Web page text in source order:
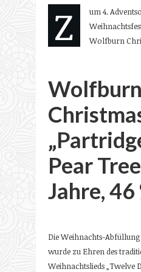
Z
um 4.
Wolfburn
Wolfburn
Pear
Jahre, 46
Die Weihnachts-
wurde zu Ehren des
Weihnachtslieds „Twelve